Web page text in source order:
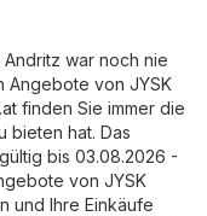
war noch nie
Angebote von JYSK
finden Sie immer die
bieten hat. Das
bis 03.08.2026 -
von JYSK
und Ihre Einkäufe